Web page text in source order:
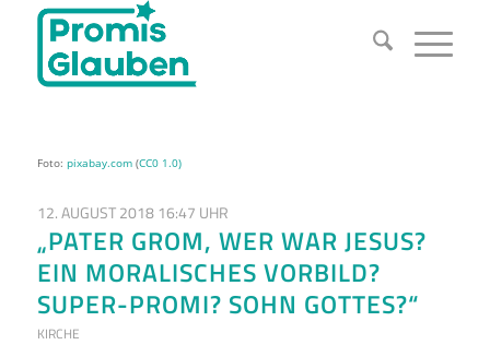
Foto: pixabay.com(CC0 1.0)
12. AUGUST 2018 16:47 UHR
„PATER GROM, WER WAR JESUS?
EIN MORALISCHES VORBILD?
SUPER-PROMI? SOHN GOTTES?“
KIRCHE